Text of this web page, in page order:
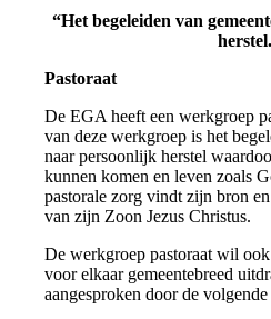
“Het begeleiden van
Pastoraat
De EGA heeft een werkgroep
van deze werkgroep is het
naar persoonlijk herstel
kunnen komen en leven zoals
pastorale zorg vindt zijn bron
van zijn Zoon Jezus Christus.
De werkgroep pastoraat wil
voor elkaar gemeentebreed
aangesproken door de volgende